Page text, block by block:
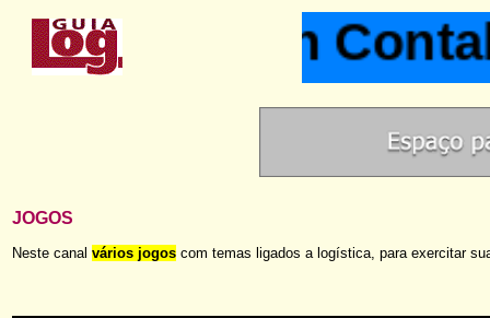
Ocean
JOGOS
Neste canal vários jogos com temas ligados a logística, para exercitar